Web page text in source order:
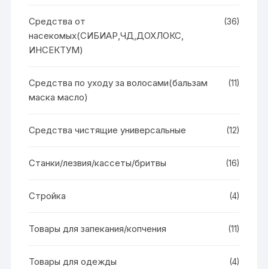
Средства от
насекомых(СИБИАР,ЧД,ДОХЛОКС,
ИНСЕКТУМ)
(36)
Средства по уходу за волосами(бальзам
маска масло)
(11)
Средства чистящие универсальные (12)
Станки/лезвия/кассеты/бритвы (16)
Стройка (4)
Товары для запекания/копчения (11)
Товары для одежды (4)